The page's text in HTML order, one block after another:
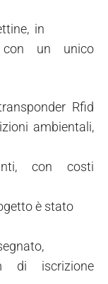
in
un unico
Rfid
ambientali,
con costi
è stato
di iscrizione